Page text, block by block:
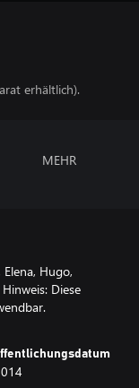
erhältlich).
MEHR
Hugo,
Diese